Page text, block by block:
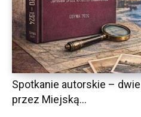
Spotkanie autorskie –
przez Miejską...